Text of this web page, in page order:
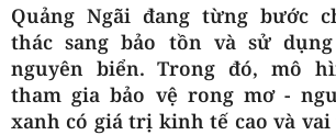
Quảng Ngãi đang từng bước
thác sang bảo tồn và sử
nguyên biển. Trong đó, mô
tham gia bảo vệ rong mơ -
xanh có giá trị kinh tế cao và